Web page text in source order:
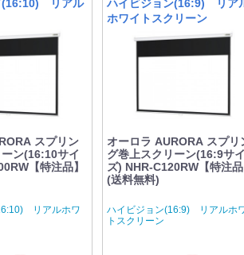
(16:10) リアル
スプリン
ン(16:10サイ
【特注品】
リアルホワ
ハイビジョン(16:9) リア
ホワイトスクリーン
オーロラ AURORA スプリ
グ巻上スクリーン(16:9サイ
ズ) NHR-C120RW【特注品
(送料無料)
ハイビジョン(16:9) リアルホ
トスクリーン